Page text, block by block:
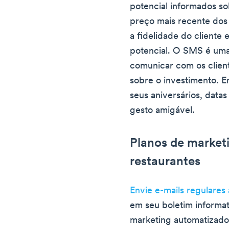
potencial informados
preço mais recente
a fidelidade do cliente
potencial. O SMS é
comunicar com os
sobre o investimento.
seus aniversários,
gesto amigável.
Planos de
restaurantes
Envie e-mails regulares
em seu boletim
marketing